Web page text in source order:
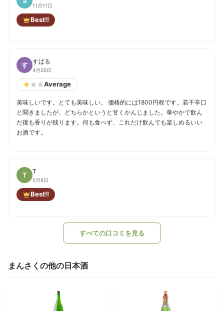
11月11日
Best!!
す すばる
4月26日
Average
美味しいです。とても美味しい。 価格的には1800円程です。若干辛口
と聞きましたが、どちらかというと甘くかんじました。華やかで飲ん
だ後も香りが残ります。何も食べず、これだけ飲んでも楽しめるいい
お酒です。
T T
5月8日
Best!!
すべての口コミを見る
まんさくの他の日本酒